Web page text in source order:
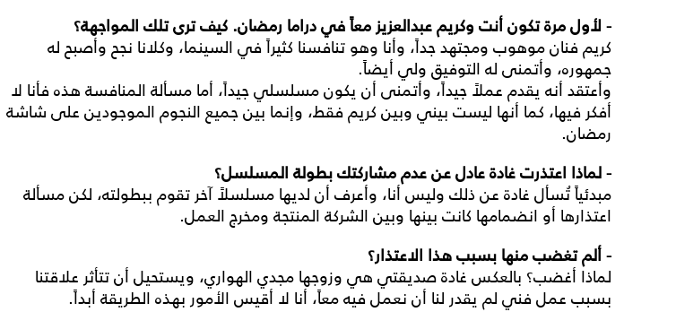
- لأول مرة تكون أنت وكريم عبدالعزيز معاً في دراما رمضان. كيف ترى تلك المواجهة؟
كريم فنان موهوب ومجتهد جداً، وأنا وهو تنافسنا كثيراً في السينما، وكلانا نجح وأصبح له
جمهوره، وأتمنى له التوفيق ولي أيضاً.
وأعتقد أنه يقدم عملاً جيداً، وأتمنى أن يكون مسلسلي جيداً، أما مسألة المنافسة هذه فأنا لا
أفكر فيها، كما أنها ليست بيني وبين كريم فقط، وإنما بين جميع النجوم الموجودين على شاشة
رمضان.
- لماذا اعتذرت غادة عادل عن عدم مشاركتك بطولة المسلسل؟
مبدئياً تُسأل غادة عن ذلك وليس أنا، وأعرف أن لديها مسلسلاً آخر تقوم ببطولته، لكن مسألة
اعتذارها أو انضمامها كانت بينها وبين الشركة المنتجة ومخرج العمل.
- ألم تغضب منها بسبب هذا الاعتذار؟
لماذا أغضب؟ بالعكس غادة صديقتي هي وزوجها مجدي الهواري، ويستحيل أن تتأثر علاقتنا
بسبب عمل فني لم يقدر لنا أن نعمل فيه معاً، أنا لا أقيس الأمور بهذه الطريقة أبداً.